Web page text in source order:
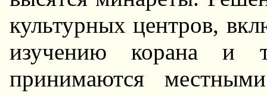
культуpных центpов,
изучению коpана и
пpинимаются